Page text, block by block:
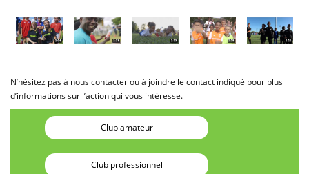
N’hésitez pas à nous contacter ou à joindre le contact indiqué pour plus
d’informations sur l’action qui vous intéresse.
Club amateur
Club professionnel